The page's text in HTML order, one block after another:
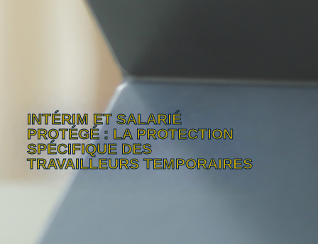
INTÉRIM ET SALARIÉ
PROTÉGÉ : LA PROTECTION
SPÉCIFIQUE DES
TRAVAILLEURS TEMPORAIRES